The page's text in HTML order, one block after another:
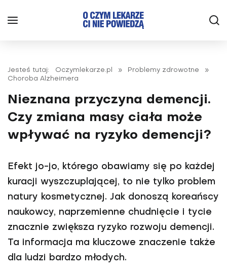
Jesteś tutaj: Oczymlekarze.pl » Problemy zdrowotne
»
Choroba Alzheimera
Nieznana przyczyna demencji.
Czy zmiana masy ciała może
wpływać na ryzyko demencji?
Efekt jo-jo, którego obawiamy się po każdej
kuracji wyszczuplającej, to nie tylko problem
natury kosmetycznej. Jak donoszą koreańscy
naukowcy, naprzemienne chudnięcie i tycie
znacznie zwiększa ryzyko rozwoju demencji.
Ta informacja ma kluczowe znaczenie także
dla ludzi bardzo młodych.